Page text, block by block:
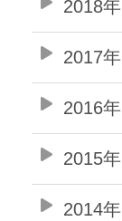
2018年
2017年
2016年
2015年
2014年